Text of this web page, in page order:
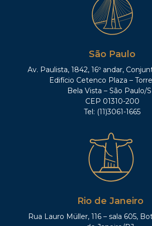
São Paulo
Av. Paulista, 1842, 16º andar,
Edifício Cetenco Plaza –
Bela Vista – São Paulo/
CEP 01310-200
Tel: (11)3061-1665
Rio de Janeiro
Rua Lauro Müller, 116 – sala 605,